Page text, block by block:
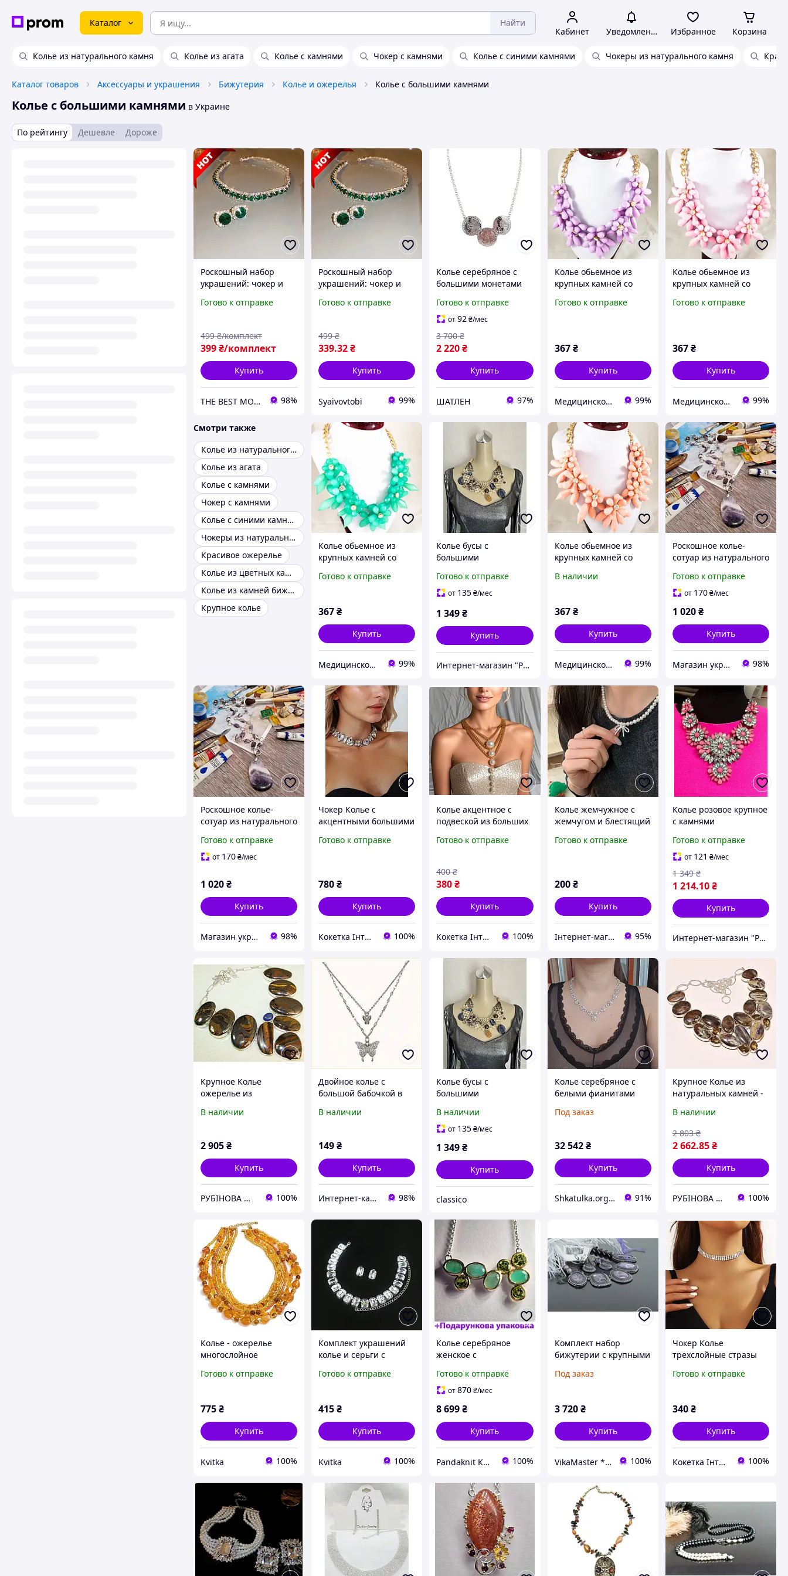
Каталог Найти
Кабинет Уведомления Избранное Корзина
Колье из натурального камня Колье из агата Колье с камнями Чокер с камнями Колье с синими камнями Чокеры из натурального камня
Каталог товаров Аксессуары и украшения Бижутерия Колье и ожерелья Колье с большими камнями
Колье с большими камнями в Украине
По рейтингу Дешевле Дороже
Роскошный набор
украшений: чокер и
большими камнями
Готово к отправке
399₴/комплект
499 ₴/комплект
Купить
THE BEST MOOD 98%
Роскошный набор
украшений: чокер и
большими камнями
Готово к отправке
339.32₴
499 ₴
Купить
Syaivovtobi 99%
Колье серебряное с
большими монетами
Готово к отправке
от92₴/мес
2 220₴
3 700 ₴
Купить
ШАТЛЕН 97%
Колье обьемное из
крупных камней со
Готово к отправке
367 ₴
Купить
Медицинское золото Xuping и Бижутерия оптом 99%
Колье обьемное из
крупных камней со
Готово к отправке
367₴
Купить
Медицинское золото Xuping и Бижутерия оптом 99%
Смотри также
Колье из натурального камня
Колье из агата
Колье с камнями
Чокер с камнями
Колье с синими камнями
Чокеры из натурального камня
Красивое ожерелье
Колье из цветных камней
Колье из камней бижутерия
Крупное колье
Колье обьемное из
крупных камней со
Готово к отправке
367₴
Купить
Медицинское золото Xuping и Бижутерия оптом 99%
Колье бусы с
большими
камнями
Готово к отправке
от 135₴/мес
1 349₴
Купить
Интернет-магазин "PerspectiveBoutique"
Колье обьемное из
крупных камней со
В наличии
367 ₴
Купить
Медицинское золото Xuping и Бижутерия оптом 99%
Роскошное колье-
сотуар из натурального
подвеской
Готово к отправке
от 170₴/мес
1 020₴
Купить
Магазин украшений "Злата" 98%
Роскошное колье-
сотуар из натурального
подвеской
Готово к отправке
от 170₴/мес
1 020₴
Купить
Магазин украшений "Злата" 98%
Чокер Колье с
акцентными большими
Готово к отправке
780₴
Купить
Кокетка Інтернет Магазин 100%
Колье акцентное с
подвеской из больших
Готово к отправке
380₴
400 ₴
Купить
Кокетка Інтернет Магазин 100%
Колье жемчужное с
жемчугом и блестящий
бантом
Готово к отправке
200 ₴
Купить
Інтернет-магазин "Vegvisir" 95%
Колье розовое крупное
с камнями
Готово к отправке
от 121 ₴/мес
1 214.10₴
1 349 ₴
Купить
Интернет-магазин "PerspectiveBoutique"
Крупное Колье
ожерелье из
ДЖЕСПИЛИТА И
В наличии
2 905₴
Купить
РУБІНОВА МРІЯ 100%
Двойное колье с
большой бабочкой в
66M5859X8
В наличии
149₴
Купить
Интерн​ет-кат​а​л​ог ск​​и​до​к "GALANTI" 98%
Колье бусы с
большими
камнями
В наличии
от 135₴/мес
1 349₴
Купить
classico
Колье серебряное с
белыми фианитами
Под заказ
32 542 ₴
Купить
Shkatulka.org - великий ювелірний маркет для всієї родини! 91%
Крупное Колье из
натуральных камней -
(Дымчатый Кварц)
В наличии
2 662.85₴
2 803 ₴
Купить
РУБІНОВА МРІЯ 100%
Колье - ожерелье
многослойное
"Шанти"
Готово к отправке
775₴
Купить
Kvitka 100%
Комплект украшений
колье и серьги с
Готово к отправке
415₴
Купить
Kvitka 100%
Колье серебряное
женское с
природными
изумрудами и
работы
Готово к отправке
от870₴/мес
8 699₴
Купить
Pandaknit Камни & Украшения 100%
Комплект набор
бижутерии с крупными
камнями Аметист
работа
Под заказ
3 720 ₴
Купить
VikaMaster * Твое уникальное украшение 100%
Чокер Колье
трехслойные стразы
Готово к отправке
340₴
Купить
Кокетка Інтернет Магазин 100%